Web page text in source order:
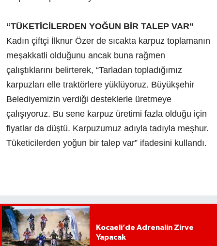
“TÜKETİCİLERDEN YOĞUN BİR TALEP VAR”
Kadın çiftçi İlknur Özer de sıcakta karpuz toplamanın
meşakkatli olduğunu ancak buna rağmen
çalıştıklarını belirterek, “Tarladan topladığımız
karpuzları elle traktörlere yüklüyoruz. Büyükşehir
Belediyemizin verdiği desteklerle üretmeye
çalışıyoruz. Bu sene karpuz üretimi fazla olduğu için
fiyatlar da düştü. Karpuzumuz adıyla tadıyla meşhur.
Tüketicilerden yoğun bir talep var” ifadesini kullandı.
Kocaeli’de Adrenalin Zirve
Yapacak